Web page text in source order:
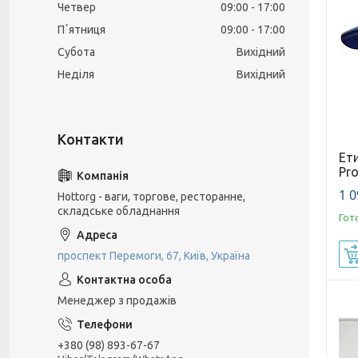
1
Четвер 09:00
17:00
Пʼятниця
09:00
17:00
Субота
Вихідний
Неділя
Вихідний
Hottorg - ваги, торгове, ресторанне,
складське обладнання
проспект Перемоги, 67, Київ, Україна
Менеджер з продажів
+380 (98) 893-67-67